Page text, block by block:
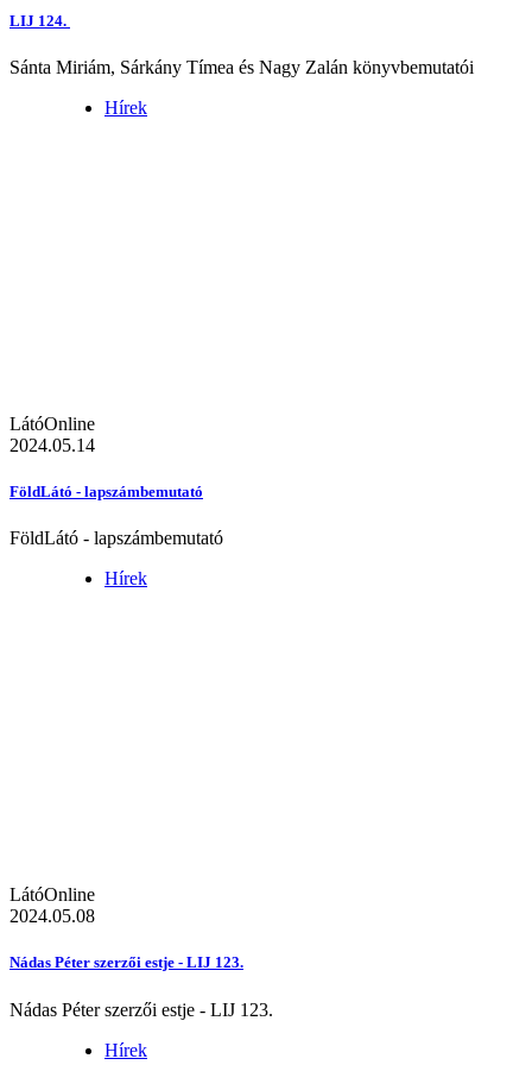
LIJ 124.
Sánta Miriám, Sárkány Tímea és Nagy Zalán könyvbemutatói
Hírek
LátóOnline
2024.05.14
FöldLátó - lapszámbemutató
FöldLátó - lapszámbemutató
Hírek
LátóOnline
2024.05.08
Nádas Péter szerzői estje - LIJ 123.
Nádas Péter szerzői estje - LIJ 123.
Hírek